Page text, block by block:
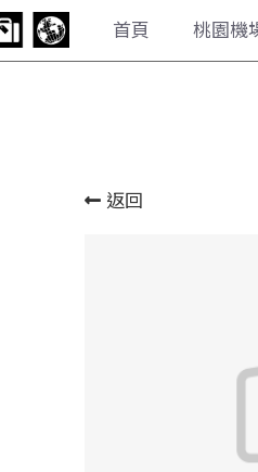
首頁 桃園機場價目表
返回